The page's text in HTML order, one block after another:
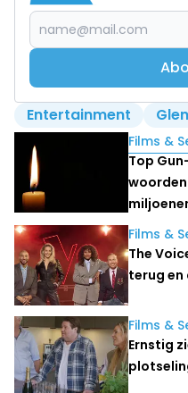
Entertainment
Lees ook
Films &
Top
Films &
The
terug en
Films &
Ernstig